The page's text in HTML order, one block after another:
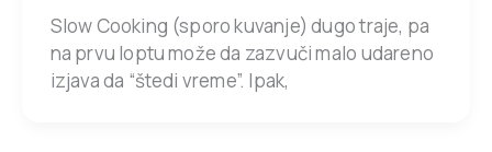
Slow Cooking (sporo kuvanje) dugo traje, pa
na prvu loptu može da zazvuči malo udareno
izjava da “štedi vreme”. Ipak,